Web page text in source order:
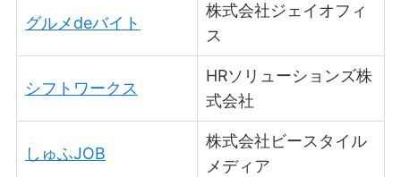
グルメdeバイト
株式会社ジェイオフィ
ス
シフトワークス
HRソリューションズ株
式会社
しゅふJOB
株式会社ビースタイル
メディア